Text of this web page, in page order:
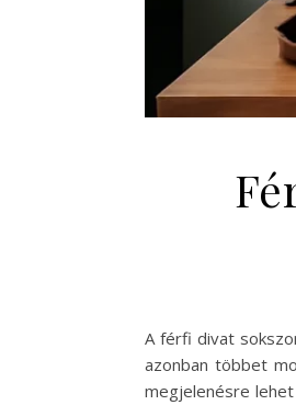
A férfi divat
azonban többet
megjelenésre